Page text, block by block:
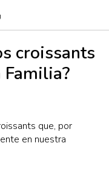
croissants
Familia?
que, por
en nuestra